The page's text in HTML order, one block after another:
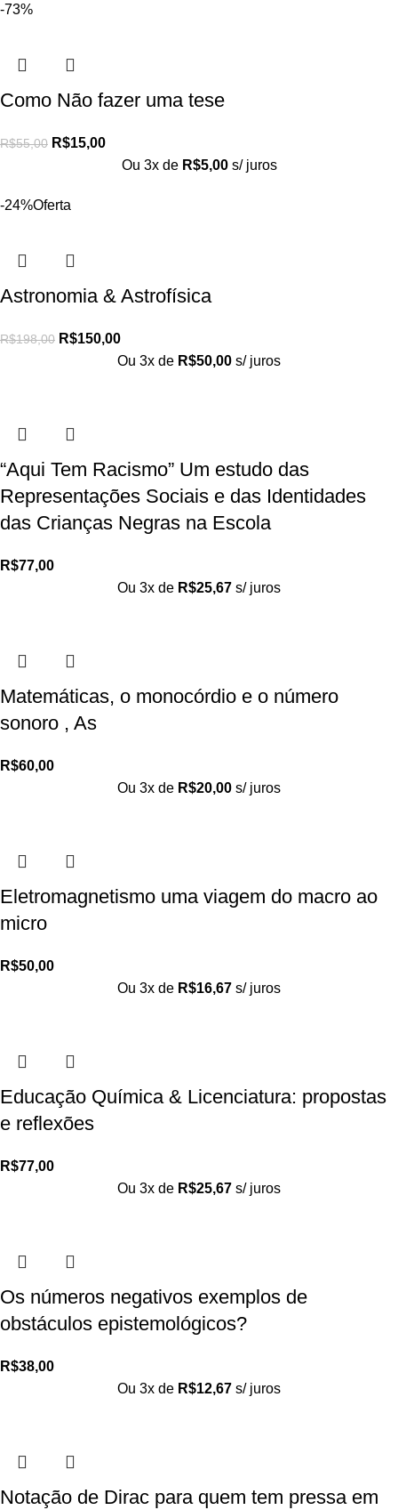
-73%
Como Não fazer uma tese
R$55,00 R$15,00
Ou 3x de R$5,00 s/ juros
-24%Oferta
Astronomia & Astrofísica
R$198,00 R$150,00
Ou 3x de R$50,00 s/ juros
“Aqui Tem Racismo” Um estudo das
Representações Sociais e das Identidades
das Crianças Negras na Escola
R$77,00
Ou 3x de R$25,67 s/ juros
Matemáticas, o monocórdio e o número
sonoro , As
R$60,00
Ou 3x de R$20,00 s/ juros
Eletromagnetismo uma viagem do macro ao
micro
R$50,00
Ou 3x de R$16,67 s/ juros
Educação Química & Licenciatura: propostas
e reflexões
R$77,00
Ou 3x de R$25,67 s/ juros
Os números negativos exemplos de
obstáculos epistemológicos?
R$38,00
Ou 3x de R$12,67 s/ juros
Notação de Dirac para quem tem pressa em